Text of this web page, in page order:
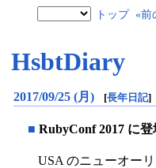
トップ «前
HsbtDiary
2017/09/25 (月) [長年日記]
■ RubyConf 2017 に
USA のニューオー